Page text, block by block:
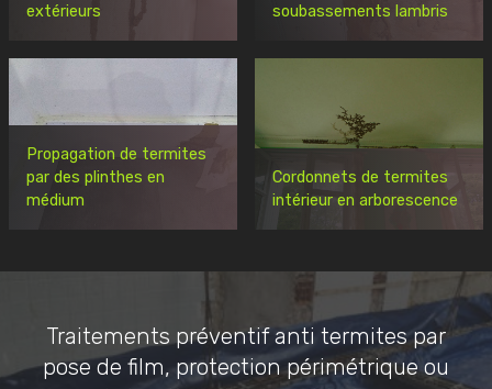
extérieurs
soubassements lambris
Propagation de termites
par des plinthes en
médium
Cordonnets de termites
intérieur en arborescence
Traitements préventif anti termites par
pose de film, protection périmétrique ou